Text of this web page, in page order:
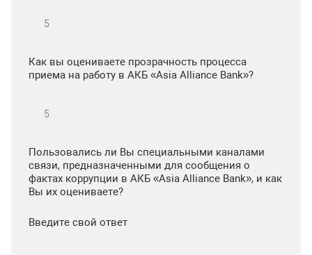
Как вы оцениваете прозрачность процесса
приема на работу в АКБ «Asia Alliance Bank»?
Пользовались ли Вы специальными каналами
связи, предназначенными для сообщения о
фактах коррупции в АКБ «Asia Alliance Bank», и как
Вы их оцениваете?
Введите свой ответ